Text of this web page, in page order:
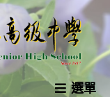
選單